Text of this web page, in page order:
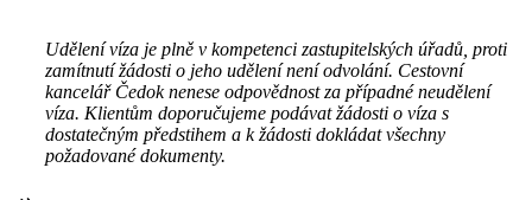
Udělení víza je plně v kompetenci zastupitelských úřadů, proti
zamítnutí žádosti o jeho udělení není odvolání. Cestovní
kancelář Čedok nenese odpovědnost za případné neudělení
víza. Klientům doporučujeme podávat žádosti o víza s
dostatečným předstihem a k žádosti dokládat všechny
požadované dokumenty.